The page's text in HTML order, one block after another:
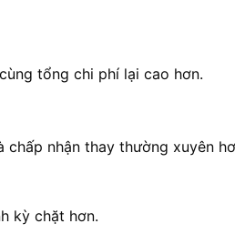
tổng chi phí lại cao hơn.
chấp nhận thay thường xuyên
kỳ chặt hơn.